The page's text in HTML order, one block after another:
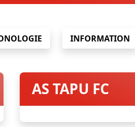
INFORMATION
AS TAPU FC